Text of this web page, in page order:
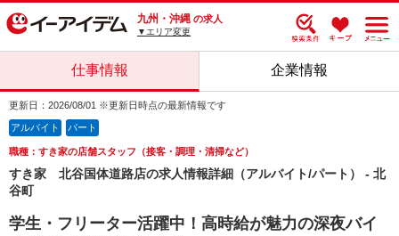
九州・沖縄 の求人
▼エリア変更
仕事情報 企業情報
更新日：2026/08/01 ※更新日時点の最新情報です
アルバイト パート
職種：すき家の店舗スタッフ（接客・調理・清掃など）
すき家 北谷国体道路店の求人情報詳細（アルバイト/パート） - 北
谷町
学生・フリーター活躍中！高時給が魅力の深夜バイ